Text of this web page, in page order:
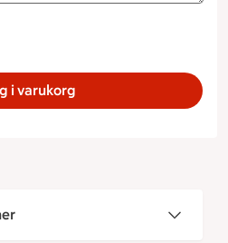
Tapasbricka Standard, 131
i varukorg